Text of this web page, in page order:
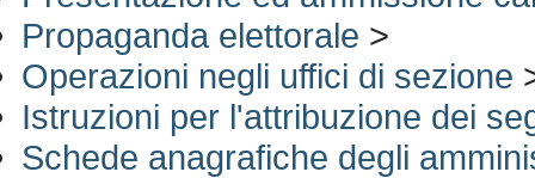
Propaganda elettorale >
Operazioni negli uffici di sezione
Istruzioni per l'attribuzione dei
Schede anagrafiche degli